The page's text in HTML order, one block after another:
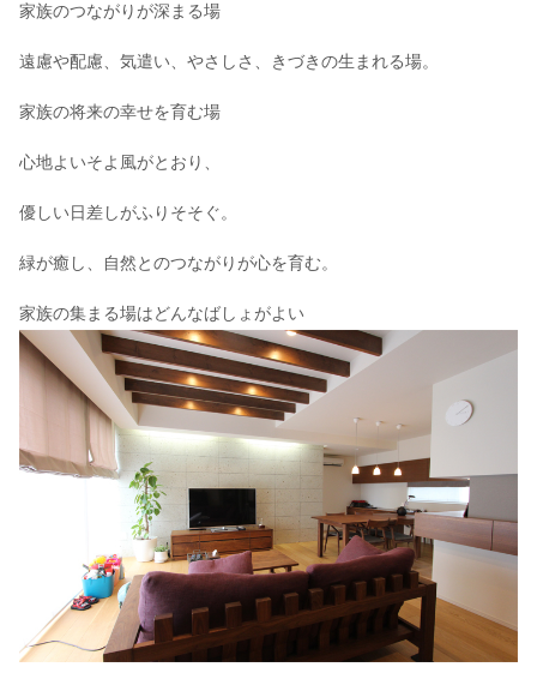
家族のつながりが深まる場
遠慮や配慮、気遣い、やさしさ、きづきの生まれる場。
家族の将来の幸せを育む場
心地よいそよ風がとおり、
優しい日差しがふりそそぐ。
緑が癒し、自然とのつながりが心を育む。
家族の集まる場はどんなばしょがよい